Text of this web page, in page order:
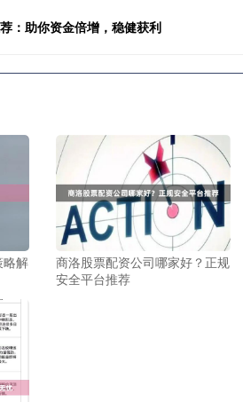
：助你资金倍增，稳健获利
略解
商洛股票配资公司哪家好？正规
安全平台推荐